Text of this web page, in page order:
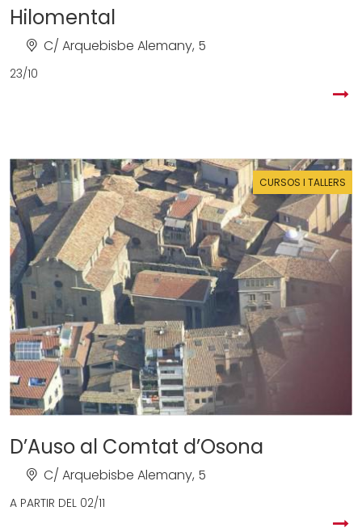
Hilomental
C/ Arquebisbe Alemany, 5
23/10
CURSOS I TALLERS
D’Auso al Comtat d’Osona
C/ Arquebisbe Alemany, 5
A PARTIR DEL 02/11